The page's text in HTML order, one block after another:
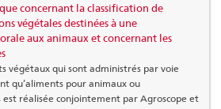
concernant la classification de
végétales destinées à une
aux animaux et concernant les
végétaux qui sont administrés par voie
qu’aliments pour animaux ou
réalisée conjointement par Agroscope et